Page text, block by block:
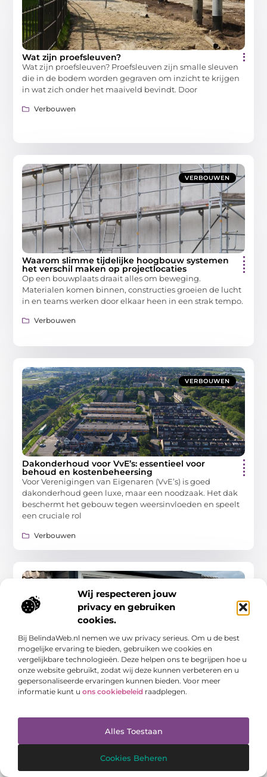
Wij respecteren jouw
privacy en gebruiken
cookies.
Bij BelindaWeb.nl nemen we uw privacy serieus. Om u de best
mogelijke ervaring te bieden, gebruiken we cookies en
vergelijkbare technologieën. Deze helpen ons te begrijpen hoe u
onze website gebruikt, zodat wij deze kunnen verbeteren en u
gepersonaliseerde ervaringen kunnen bieden. Voor meer
informatie kunt u ons cookiebeleid raadplegen.
Alles Toestaan
Cookies Beheren
Wat zijn proefsleuven?
Wat zijn proefsleuven? Proefsleuven zijn smalle sleuven
die in de bodem worden gegraven om inzicht te krijgen
in wat zich onder het maaiveld bevindt. Door
Verbouwen
VERBOUWEN
Waarom slimme tijdelijke hoogbouw systemen
het verschil maken op projectlocaties
Op een bouwplaats draait alles om beweging.
Materialen komen binnen, constructies groeien de lucht
in en teams werken door elkaar heen in een strak tempo.
Verbouwen
VERBOUWEN
Dakonderhoud voor VvE’s: essentieel voor
behoud en kostenbeheersing
Voor Verenigingen van Eigenaren (VvE’s) is goed
dakonderhoud geen luxe, maar een noodzaak. Het dak
beschermt het gebouw tegen weersinvloeden en speelt
een cruciale rol
Verbouwen
Wat gebeurt er op de dag van plaatsing van je
dakkapel?
Een dakkapel plaatsen is een spannende stap naar meer
ruimte en licht in uw woning. Maar wat kunt u precies